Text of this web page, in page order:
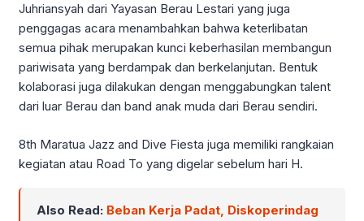
Juhriansyah dari Yayasan Berau Lestari yang juga
penggagas acara menambahkan bahwa keterlibatan
semua pihak merupakan kunci keberhasilan membangun
pariwisata yang berdampak dan berkelanjutan. Bentuk
kolaborasi juga dilakukan dengan menggabungkan talent
dari luar Berau dan band anak muda dari Berau sendiri.
8th Maratua Jazz and Dive Fiesta juga memiliki rangkaian
kegiatan atau Road To yang digelar sebelum hari H.
Also Read: Beban Kerja Padat, Diskoperindag